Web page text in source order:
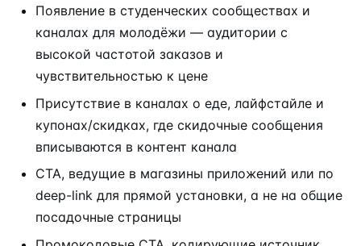
Появление в студенческих сообществах и
каналах для молодёжи — аудитории с
высокой частотой заказов и
чувствительностью к цене
Присутствие в каналах о еде, лайфстайле и
купонах/скидках, где скидочные сообщения
вписываются в контент канала
CTA, ведущие в магазины приложений или по
deep-link для прямой установки, а не на общие
посадочные страницы